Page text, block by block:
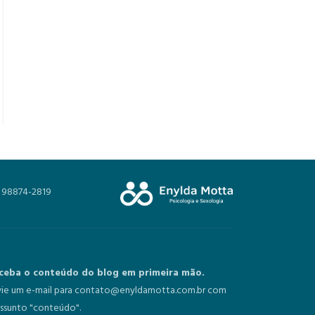
98874-2819
o conteúdo do blog em primeira mão.
um e-mail paracontato@enyldamotta.com.brcom
"conteúdo".